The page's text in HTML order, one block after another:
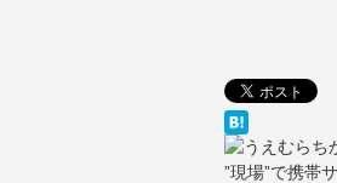
”現場”で携帯